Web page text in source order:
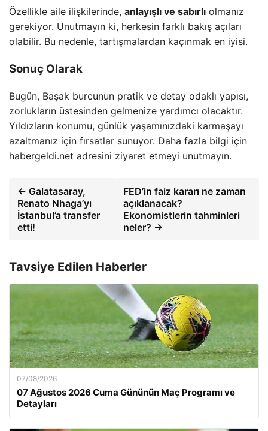
Özellikle aile ilişkilerinde, anlayışlı ve sabırlı olmanız
gerekiyor. Unutmayın ki, herkesin farklı bakış açıları
olabilir. Bu nedenle, tartışmalardan kaçınmak en iyisi.
Sonuç Olarak
Bugün, Başak burcunun pratik ve detay odaklı yapısı,
zorlukların üstesinden gelmenize yardımcı olacaktır.
Yıldızların konumu, günlük yaşamınızdaki karmaşayı
azaltmanız için fırsatlar sunuyor. Daha fazla bilgi için
habergeldi.net adresini ziyaret etmeyi unutmayın.
← Galatasaray,
Renato Nhaga’yı
İstanbul’a transfer
etti!
FED’in faiz kararı ne zaman
açıklanacak?
Ekonomistlerin tahminleri
neler? →
Tavsiye Edilen Haberler
07/08/2026
07 Ağustos 2026 Cuma Gününün Maç Programı ve
Detayları